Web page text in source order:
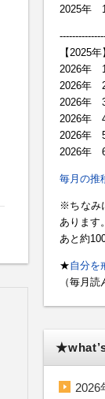
2025年
【2025年
2026年
2026年
2026年
2026年
2026年
2026年
毎月の推
※ちなみ
あります。
あと約
★自分を
（毎月